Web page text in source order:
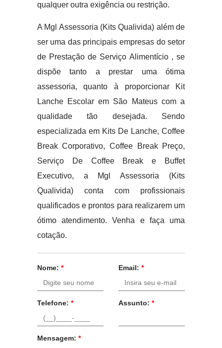
qualquer outra exigência ou restrição.
A Mgl Assessoria (Kits Qualivida) além de
ser uma das principais empresas do setor
de Prestação de Serviço Alimentício , se
dispõe tanto a prestar uma ótima
assessoria, quanto à proporcionar Kit
Lanche Escolar em São Mateus com a
qualidade tão desejada. Sendo
especializada em Kits De Lanche, Coffee
Break Corporativo, Coffee Break Preço,
Serviço De Coffee Break e Buffet
Executivo, a Mgl Assessoria (Kits
Qualivida) conta com profissionais
qualificados e prontos para realizarem um
ótimo atendimento. Venha e faça uma
cotação.
Nome: * Email: *
Telefone: * Assunto: *
Mensagem: *